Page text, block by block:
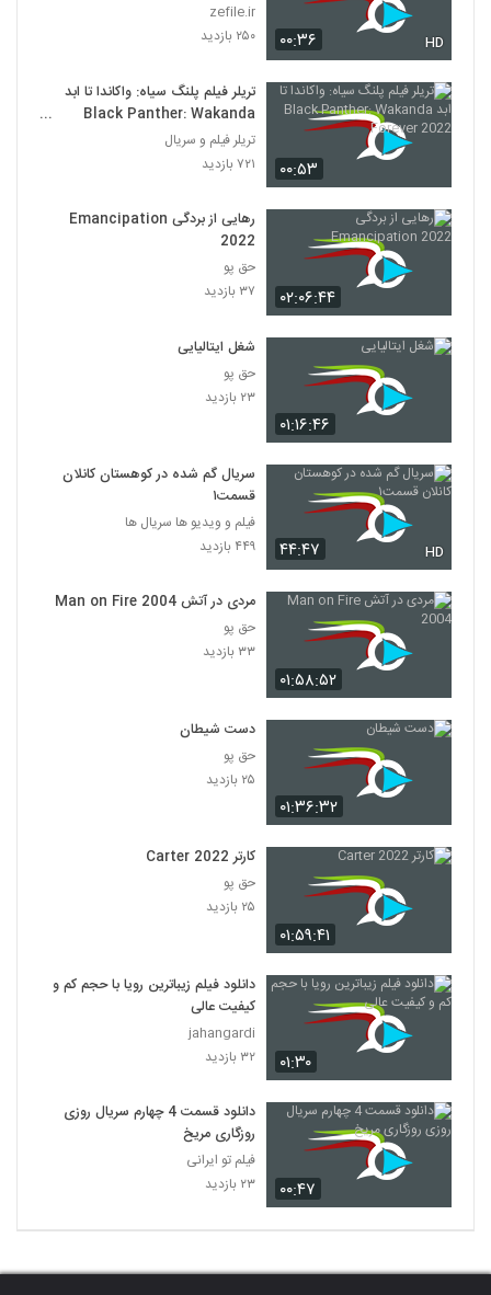
۰۰:۳۶ HD
zefile.ir
۲۵۰ بازدید
۰۰:۵۳
تریلر فیلم پلنگ سیاه: واکاندا تا ابد
Black Panther: Wakanda
Forever 2022
تریلر فیلم و سریال
۷۲۱ بازدید
۰۲:۰۶:۴۴
رهایی از بردگی Emancipation
2022
حق پو
۳۷ بازدید
۰۱:۱۶:۴۶
شغل ایتالیایی
حق پو
۲۳ بازدید
۴۴:۴۷ HD
سریال گم شده در کوهستان کانلان
قسمت۱
فیلم و ویدیو ها سریال ها
۴۴۹ بازدید
۰۱:۵۸:۵۲
مردی در آتش Man on Fire 2004
حق پو
۳۳ بازدید
۰۱:۳۶:۳۲
دست شیطان
حق پو
۲۵ بازدید
۰۱:۵۹:۴۱
کارتر Carter 2022
حق پو
۲۵ بازدید
۰۱:۳۰
دانلود فیلم زیباترین رویا با حجم کم و
کیفیت عالی
jahangardi
۳۲ بازدید
۰۰:۴۷
دانلود قسمت 4 چهارم سریال روزی
روزگاری مریخ
فیلم تو ایرانی
۲۳ بازدید